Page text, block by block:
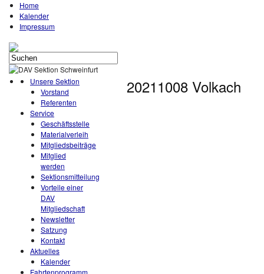
Home
Kalender
Impressum
Unsere Sektion
Vorstand
Referenten
Service
Geschäftsstelle
Materialverleih
Mitgliedsbeiträge
Mitglied
werden
Sektionsmitteilung
Vorteile einer
DAV
Mitgliedschaft
Newsletter
Satzung
Kontakt
Aktuelles
Kalender
Fahrtenprogramm
20211008 Volkach